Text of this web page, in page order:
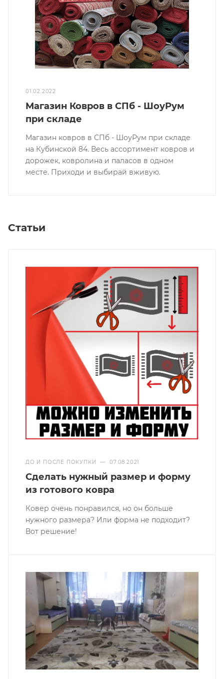
01.02.2022
Магазин Ковров в СПб - ШоуРум
при складе
Магазин ковров в СПб - ШоуРум при складе
на Кубинской 84. Весь ассортимент ковров и
дорожек, ковролина и паласов в одном
месте. Приходи и выбирай вживую.
Статьи
ДО И ПОСЛЕ ПОКУПКИ — 07.08.2021
Сделать нужный размер и форму
из готового ковра
Ковер очень понравился, но он больше
нужного размера? Или форма не подходит?
Вот решение!